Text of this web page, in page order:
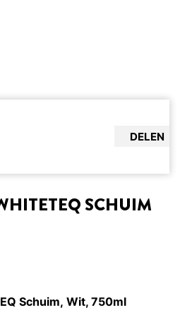
DELEN
SCHUIM
Schuim, Wit, 750ml